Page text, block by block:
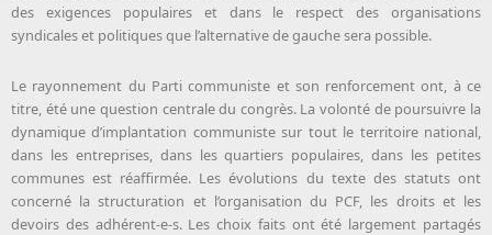
des exigences populaires et dans le respect des organisations
syndicales et politiques que l’alternative de gauche sera possible.
Le rayonnement du Parti communiste et son renforcement ont, à ce
titre, été une question centrale du congrès. La volonté de poursuivre la
dynamique d’implantation communiste sur tout le territoire national,
dans les entreprises, dans les quartiers populaires, dans les petites
communes est réaffirmée. Les évolutions du texte des statuts ont
concerné la structuration et l’organisation du PCF, les droits et les
devoirs des adhérent-e-s. Les choix faits ont été largement partagés